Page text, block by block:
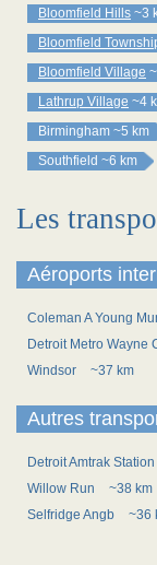
Bloomfield Hills ~3
Bloomfield
Bloomfield Village
Lathrup Village ~4
Birmingham ~5 km
Southfield ~6 km
Les
Aéroports
Coleman A Young
Detroit Metro Wayne
Windsor
~37 km
Autres
Detroit Amtrak Station
Willow Run
~38 km
Selfridge Angb
~36